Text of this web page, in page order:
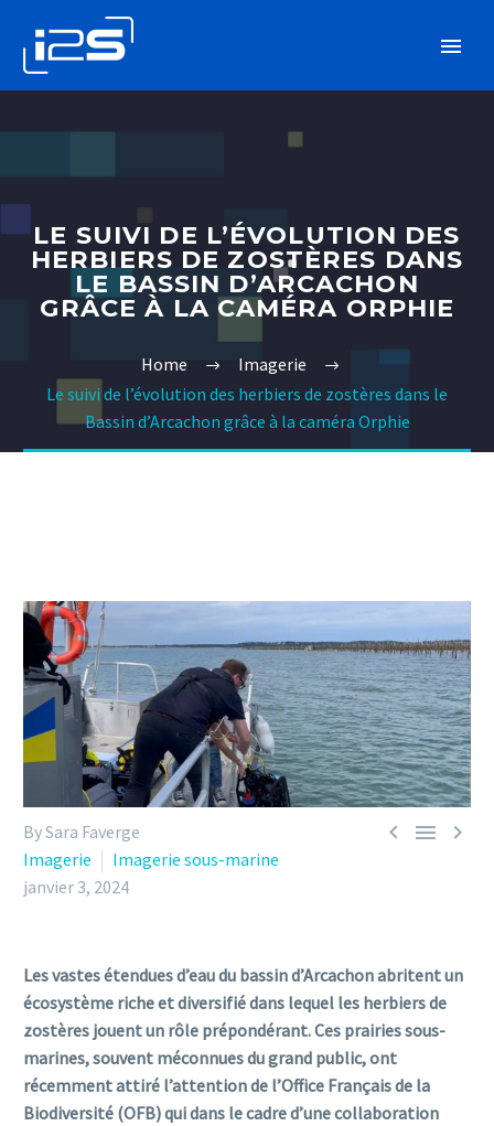
LE SUIVI DE L’ÉVOLUTION DES
HERBIERS DE ZOSTÈRES DANS
LE BASSIN D’ARCACHON
GRÂCE À LA CAMÉRA ORPHIE
Home
Imagerie
Le suivi de l’évolution des herbiers de zostères dans le
Bassin d’Arcachon grâce à la caméra Orphie
  
By Sara Faverge
Imagerie
Imagerie sous-marine
janvier 3, 2024
Les vastes étendues d’eau du bassin d’Arcachon abritent un
écosystème riche et diversifié dans lequel les herbiers de
zostères jouent un rôle prépondérant. Ces prairies sous-
marines, souvent méconnues du grand public, ont
récemment attiré l’attention de l’Office Français de la
Biodiversité (OFB) qui dans le cadre d’une collaboration